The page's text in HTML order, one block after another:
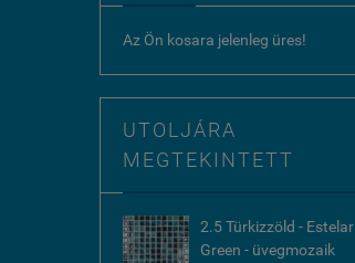
Az Ön kosara jelenleg üres!
UTOLJÁRA
MEGTEKINTETT
2.5 Türkizzöld - Estelar
Green - üvegmozaik